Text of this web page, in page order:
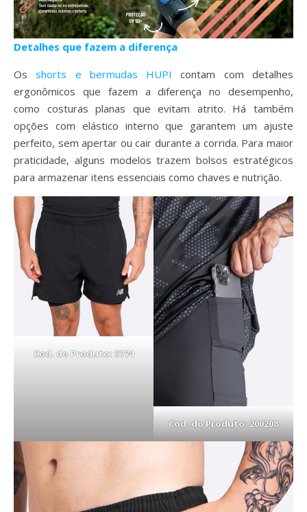
Detalhes que fazem a diferença
Os shorts e bermudas HUPI
contam com detalhes
ergonômicos que fazem a diferença no desempenho,
como costuras planas que evitam atrito. Há também
opções com elástico interno que garantem um ajuste
perfeito, sem apertar ou cair durante a corrida. Para maior
praticidade, alguns modelos trazem bolsos estratégicos
para armazenar itens essenciais como chaves e nutrição.
Cod. do Produto: 5774
Cod. do Produto: 200208